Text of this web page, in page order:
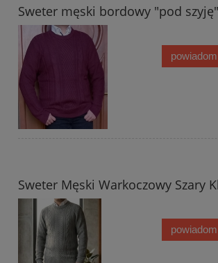
Sweter męski bordowy "pod
Sweter Męski Warkoczowy Szary